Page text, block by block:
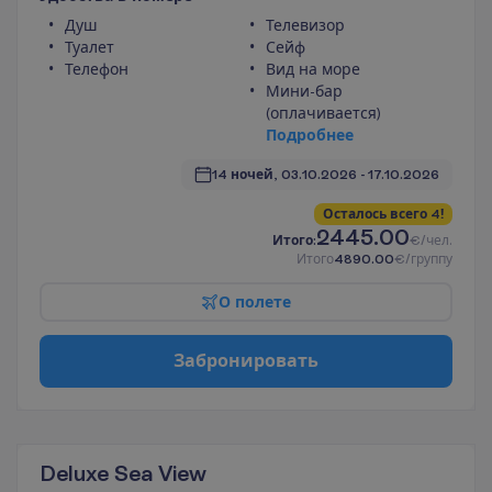
Душ
Туалет
Телефон
Телевизор
Сейф
Вид на море
Мини-бар
(оплачивается)
Подробнее
14 ночей, 03.10.2026 - 17.10.2026
Осталось всего 4!
И того:2445.00€/чел.
Итого4890.00€/группу
О полете
Забронировать
Deluxe Sea View